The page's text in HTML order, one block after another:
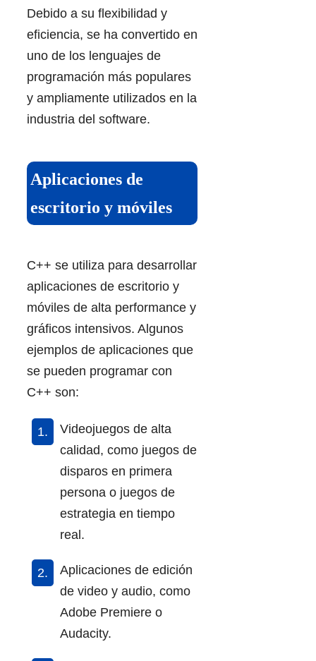
Debido a su flexibilidad y
eficiencia, se ha convertido en
uno de los lenguajes de
programación más populares
y ampliamente utilizados en la
industria del software.
Aplicaciones de
escritorio y móviles
C++ se utiliza para desarrollar
aplicaciones de escritorio y
móviles de alta performance y
gráficos intensivos. Algunos
ejemplos de aplicaciones que
se pueden programar con
C++ son:
Videojuegos de alta
calidad, como juegos de
disparos en primera
persona o juegos de
estrategia en tiempo
real.
Aplicaciones de edición
de video y audio, como
Adobe Premiere o
Audacity.